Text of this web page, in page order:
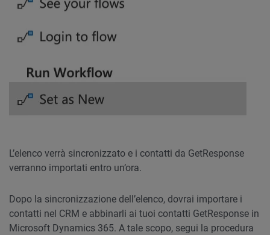
L’elenco verrà sincronizzato e i contatti da GetResponse
verranno importati entro un’ora.
Dopo la sincronizzazione dell’elenco, dovrai importare i
contatti nel CRM e abbinarli ai tuoi contatti GetResponse in
Microsoft Dynamics 365. A tale scopo, segui la procedura